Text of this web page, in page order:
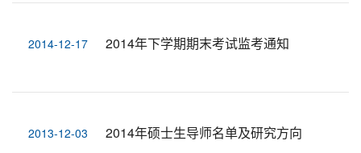
2014-12-17 2014年下学期期末考试监考通知
2013-12-03 2014年硕士生导师名单及研究方向